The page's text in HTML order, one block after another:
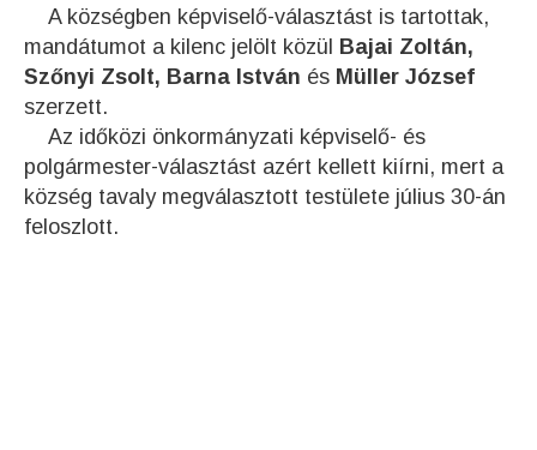
A községben képviselő-választást is tartottak,
mandátumot a kilenc jelölt közül
Bajai Zoltán,
Szőnyi Zsolt, Barna István és Müller József
szerzett.
Az időközi önkormányzati képviselő- és
polgármester-választást azért kellett kiírni, mert a
község tavaly megválasztott testülete július 30-án
feloszlott.